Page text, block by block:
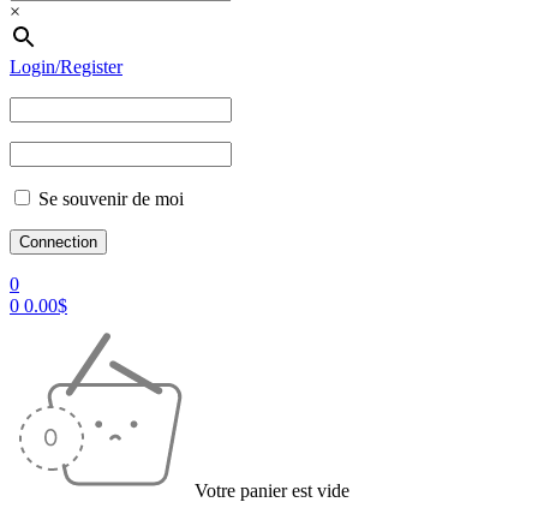
×
Login/Register
Se souvenir de moi
0
0 0.00$
Votre panier est vide